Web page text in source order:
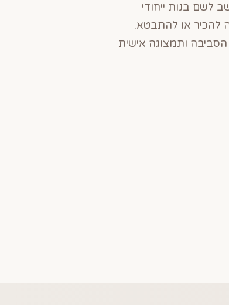
לשם בנות ייחודי
להכיר או להתבטא.
ותמצוגה אישית